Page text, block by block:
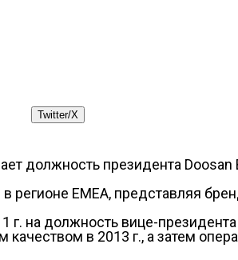
Twitter/X
должность президента
регионе EMEA, представляя
на должность вице-
в 2013 г., а затем